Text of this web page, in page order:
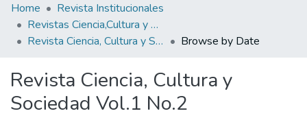
Home
Revista Institucionales
Revistas Ciencia,Cultura y Sociedad
Revista Ciencia, Cultura y Sociedad Vol.1 No.2
Browse by Date
Revista Ciencia, Cultura y
Sociedad Vol.1 No.2